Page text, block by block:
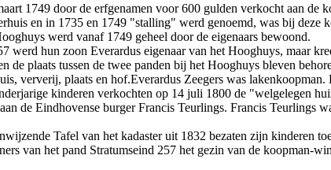
1749 door de erfgenamen voor 600 gulden verkocht aan de
en in 1735 en 1749 "stalling" werd genoemd, was bij
werd vanaf 1749 geheel door de eigenaars bewoond.
werd hun zoon Everardus eigenaar van het Hooghuys, maar
plaats tussen de twee panden bij het Hooghuys bleven
ververij, plaats en hof.Everardus Zeegers was
kinderen verkochten op 14 juli 1800 de "welgelegen
de Eindhovense burger Francis Teurlings. Francis Teurlings
Tafel van het kadaster uit 1832 bezaten zijn kinderen
van het pand Stratumseind 257 het gezin van de koopman-